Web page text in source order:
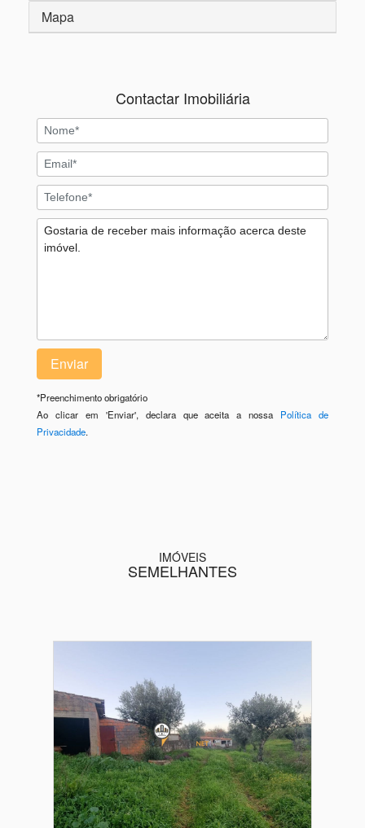
Mapa
Contactar Imobiliária
*Preenchimento obrigatório
Ao clicar em 'Enviar', declara que aceita a nossa Política de
Privacidade.
IMÓVEIS
SEMELHANTES